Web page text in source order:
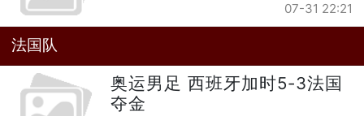
07-31 22:21
法国队
奥运男足 西班牙加时5-3法国
夺金